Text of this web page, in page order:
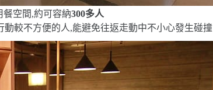
餐空間,約可容納300多人
較不方便的人,能避免往返走動中不小心發生碰撞